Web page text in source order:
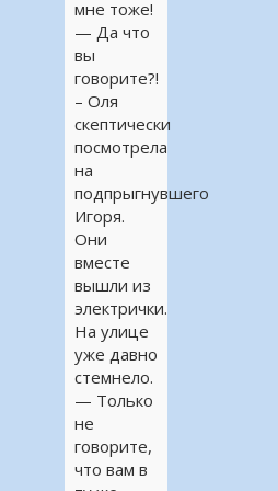
мне тоже!
— Да что
вы
говорите?!
– Оля
скептически
посмотрела
на
подпрыгнувшего
Игоря.
Они
вместе
вышли из
электрички.
На улице
уже давно
стемнело.
— Только
не
говорите,
что вам в